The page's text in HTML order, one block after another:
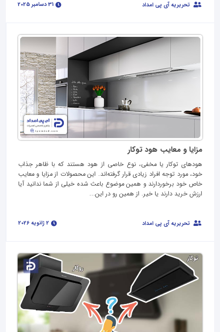
تحریریه آی پی امداد
مزایا و معایب هود توکار
هودهای توکار یا مخفی، نوع خاصی از هود هستند که با ظاهر جذاب
خود، مورد توجه افراد زیادی قرار گرفته‌اند. این محصولات از مزایا و معایب
خاص خود برخوردارند و همین موضوع باعث شده خیلی از شما ندانید آیا
ارزش خرید دارند یا خیر. از همین رو در این...
تحریریه آی پی امداد